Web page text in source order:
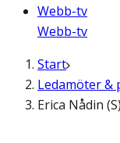
Webb-tv
Webb-tv
Start
Ledamöter &
Erica Nådin (S)